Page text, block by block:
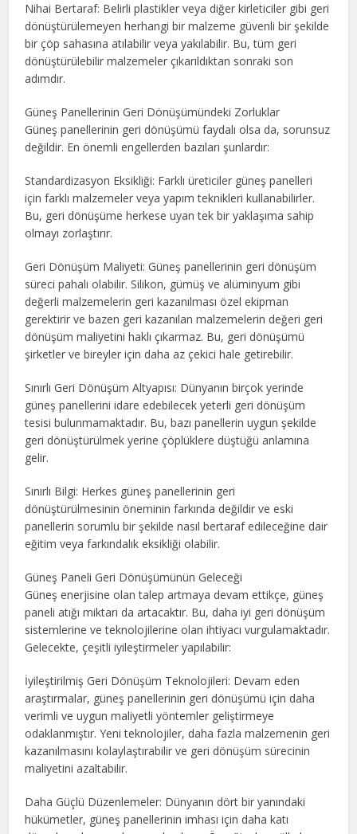
Nihai Bertaraf: Belirli plastikler veya diğer kirleticiler gibi geri
dönüştürülemeyen herhangi bir malzeme güvenli bir şekilde
bir çöp sahasına atılabilir veya yakılabilir. Bu, tüm geri
dönüştürülebilir malzemeler çıkarıldıktan sonraki son
adımdır.
Güneş Panellerinin Geri Dönüşümündeki Zorluklar
Güneş panellerinin geri dönüşümü faydalı olsa da, sorunsuz
değildir. En önemli engellerden bazıları şunlardır:
Standardizasyon Eksikliği: Farklı üreticiler güneş panelleri
için farklı malzemeler veya yapım teknikleri kullanabilirler.
Bu, geri dönüşüme herkese uyan tek bir yaklaşıma sahip
olmayı zorlaştırır.
Geri Dönüşüm Maliyeti: Güneş panellerinin geri dönüşüm
süreci pahalı olabilir. Silikon, gümüş ve alüminyum gibi
değerli malzemelerin geri kazanılması özel ekipman
gerektirir ve bazen geri kazanılan malzemelerin değeri geri
dönüşüm maliyetini haklı çıkarmaz. Bu, geri dönüşümü
şirketler ve bireyler için daha az çekici hale getirebilir.
Sınırlı Geri Dönüşüm Altyapısı: Dünyanın birçok yerinde
güneş panellerini idare edebilecek yeterli geri dönüşüm
tesisi bulunmamaktadır. Bu, bazı panellerin uygun şekilde
geri dönüştürülmek yerine çöplüklere düştüğü anlamına
gelir.
Sınırlı Bilgi: Herkes güneş panellerinin geri
dönüştürülmesinin öneminin farkında değildir ve eski
panellerin sorumlu bir şekilde nasıl bertaraf edileceğine dair
eğitim veya farkındalık eksikliği olabilir.
Güneş Paneli Geri Dönüşümünün Geleceği
Güneş enerjisine olan talep artmaya devam ettikçe, güneş
paneli atığı miktarı da artacaktır. Bu, daha iyi geri dönüşüm
sistemlerine ve teknolojilerine olan ihtiyacı vurgulamaktadır.
Gelecekte, çeşitli iyileştirmeler yapılabilir:
İyileştirilmiş Geri Dönüşüm Teknolojileri: Devam eden
araştırmalar, güneş panellerinin geri dönüşümü için daha
verimli ve uygun maliyetli yöntemler geliştirmeye
odaklanmıştır. Yeni teknolojiler, daha fazla malzemenin geri
kazanılmasını kolaylaştırabilir ve geri dönüşüm sürecinin
maliyetini azaltabilir.
Daha Güçlü Düzenlemeler: Dünyanın dört bir yanındaki
hükümetler, güneş panellerinin imhası için daha katı